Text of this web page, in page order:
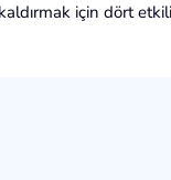
için dört